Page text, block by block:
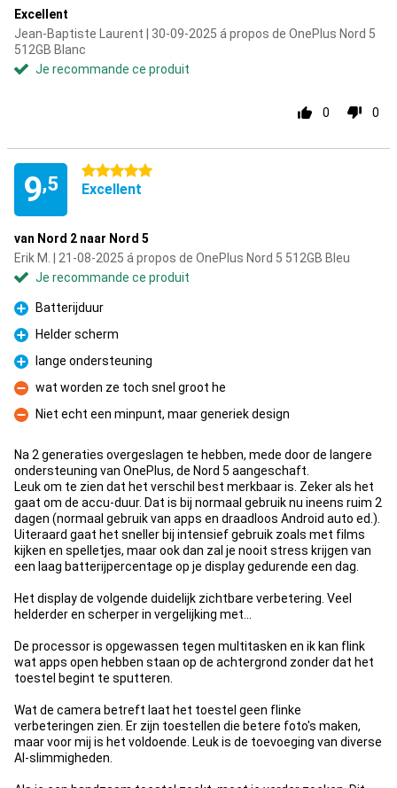
Excellent
Jean-Baptiste Laurent | 30-09-2025 á propos de OnePlus Nord 5
512GB Blanc
Je recommande ce produit
0 0
9,5
5 étoiles
Excellent
van Nord 2 naar Nord 5
Erik M. | 21-08-2025 á propos de OnePlus Nord 5 512GB Bleu
Je recommande ce produit
Pour
Batterijduur
Pour
Helder scherm
Pour
lange ondersteuning
Contre
wat worden ze toch snel groot he
Contre
Niet echt een minpunt, maar generiek design
Na 2 generaties overgeslagen te hebben, mede door de langere
ondersteuning van OnePlus, de Nord 5 aangeschaft.
Leuk om te zien dat het verschil best merkbaar is. Zeker als het
gaat om de accu-duur. Dat is bij normaal gebruik nu ineens ruim 2
dagen (normaal gebruik van apps en draadloos Android auto ed.).
Uiteraard gaat het sneller bij intensief gebruik zoals met films
kijken en spelletjes, maar ook dan zal je nooit stress krijgen van
een laag batterijpercentage op je display gedurende een dag.
Het display de volgende duidelijk zichtbare verbetering. Veel
helderder en scherper in vergelijking met...
De processor is opgewassen tegen multitasken en ik kan flink
wat apps open hebben staan op de achtergrond zonder dat het
toestel begint te sputteren.
Wat de camera betreft laat het toestel geen flinke
verbeteringen zien. Er zijn toestellen die betere foto's maken,
maar voor mij is het voldoende. Leuk is de toevoeging van diverse
AI-slimmigheden.